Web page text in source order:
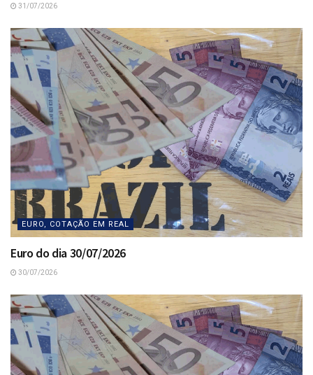
31/07/2026
EURO, COTAÇÃO EM REAL
Euro do dia 30/07/2026
30/07/2026